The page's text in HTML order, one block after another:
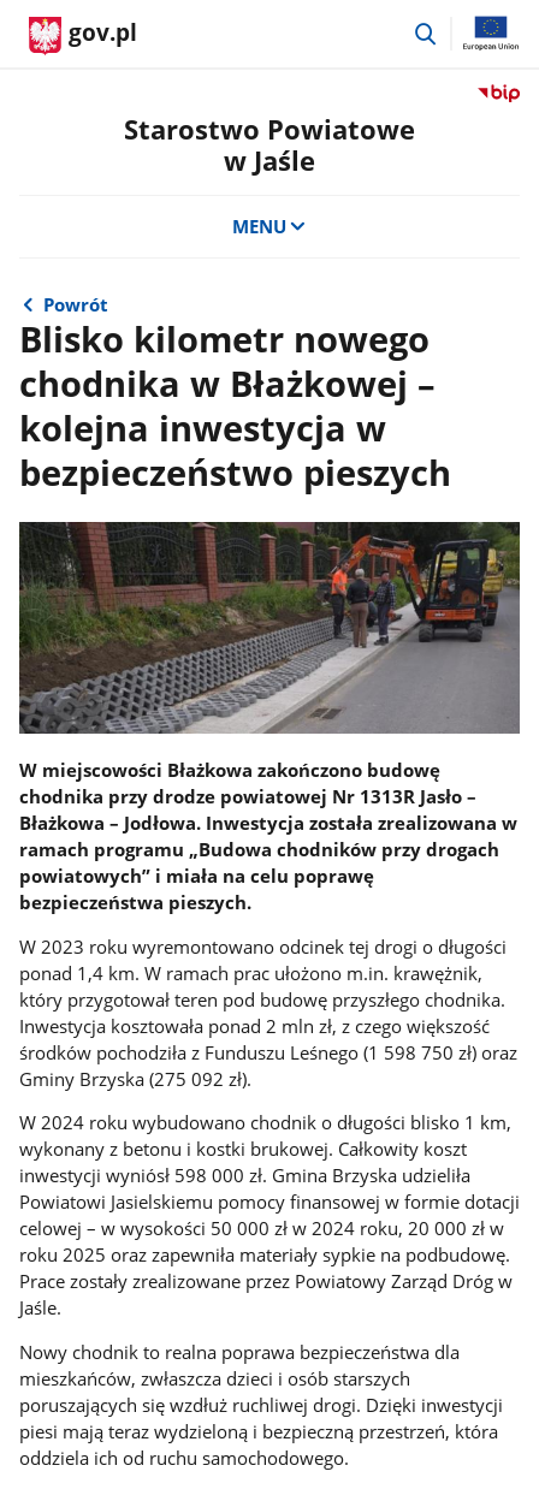
gov.pl
przejdź
Przejdź
Starostwo Powiatowe
w Jaśle
MENU
Powrót
Blisko kilometr nowego
chodnika w Błażkowej –
kolejna inwestycja w
bezpieczeństwo pieszych
W miejscowości Błażkowa zakończono budowę
chodnika przy drodze powiatowej Nr 1313R Jasło –
Błażkowa – Jodłowa. Inwestycja została zrealizowana w
ramach programu „Budowa chodników przy drogach
powiatowych” i miała na celu poprawę
bezpieczeństwa pieszych.
W 2023 roku wyremontowano odcinek tej drogi o długości
ponad 1,4 km. W ramach prac ułożono m.in. krawężnik,
który przygotował teren pod budowę przyszłego chodnika.
Inwestycja kosztowała ponad 2 mln zł, z czego większość
środków pochodziła z Funduszu Leśnego (1 598 750 zł) oraz
Gminy Brzyska (275 092 zł).
W 2024 roku wybudowano chodnik o długości blisko 1 km,
wykonany z betonu i kostki brukowej. Całkowity koszt
inwestycji wyniósł 598 000 zł. Gmina Brzyska udzieliła
Powiatowi Jasielskiemu pomocy finansowej w formie dotacji
celowej – w wysokości 50 000 zł w 2024 roku, 20 000 zł w
roku 2025 oraz zapewniła materiały sypkie na podbudowę.
Prace zostały zrealizowane przez Powiatowy Zarząd Dróg w
Jaśle.
Nowy chodnik to realna poprawa bezpieczeństwa dla
mieszkańców, zwłaszcza dzieci i osób starszych
poruszających się wzdłuż ruchliwej drogi. Dzięki inwestycji
piesi mają teraz wydzieloną i bezpieczną przestrzeń, która
oddziela ich od ruchu samochodowego.